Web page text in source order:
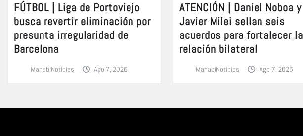
FÚTBOL | Liga de Portoviejo
busca revertir eliminación por
presunta irregularidad de
Barcelona
ManabiNoticias Ago 7, 2026
ATENCIÓN | Daniel Noboa y
Javier Milei sellan seis
acuerdos para fortalecer la
relación bilateral
ManabiNoticias Ago 7, 2026